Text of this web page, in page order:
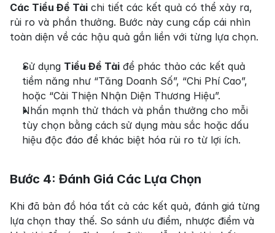
Các Tiểu Đề Tài chi tiết các kết quả có thể xảy ra,
rủi ro và phần thưởng. Bước này cung cấp cái nhìn
toàn diện về các hậu quả gắn liền với từng lựa chọn.
Sử dụng Tiểu Đề Tài để phác thảo các kết quả
tiềm năng như “Tăng Doanh Số”, “Chi Phí Cao”,
hoặc “Cải Thiện Nhận Diện Thương Hiệu”.
Nhấn mạnh thử thách và phần thưởng cho mỗi
tùy chọn bằng cách sử dụng màu sắc hoặc dấu
hiệu độc đáo để khác biệt hóa rủi ro từ lợi ích.
Bước 4: Đánh Giá Các Lựa Chọn
Khi đã bản đồ hóa tất cả các kết quả, đánh giá từng
lựa chọn thay thế. So sánh ưu điểm, nhược điểm và